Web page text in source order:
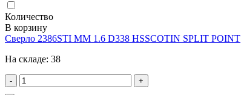
Количество
В корзину
Сверло 2386STI MM 1.6 D338 HSSCOTIN SPLIT POINT
На складе: 38
- +